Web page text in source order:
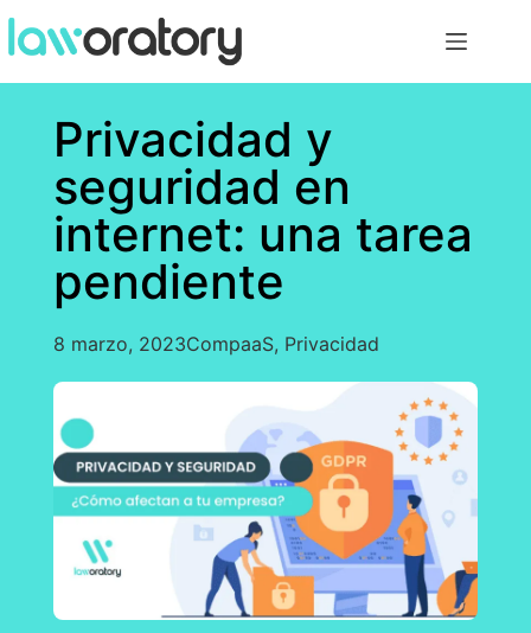
Privacidad y
seguridad en
internet: una tarea
pendiente
8 marzo, 2023CompaaS, Privacidad